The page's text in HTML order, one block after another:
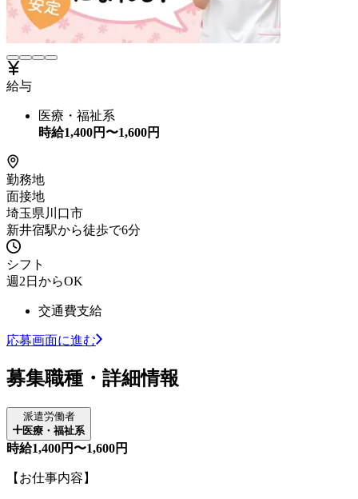
給与
医療・福祉系
時給1,400円〜1,600円
勤務地
面接地
埼玉県川口市
新井宿駅から徒歩で6分
シフト
週2日からOK
交通費支給
応募画面に進む
募集職種・詳細情報
派遣労働者
医療・福祉系
時給1,400円〜1,600円
【お仕事内容】